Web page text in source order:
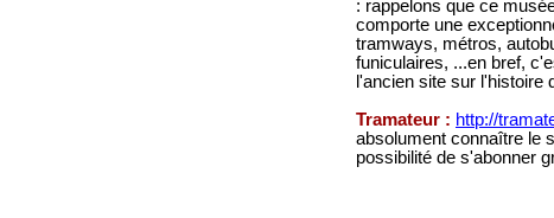
: rappelons que ce
comporte une
tramways, métros,
funiculaires, ...en bref,
l'ancien site sur l'histoire
Tramateur : http://
absolument connaître le
possibilité de s'abonner